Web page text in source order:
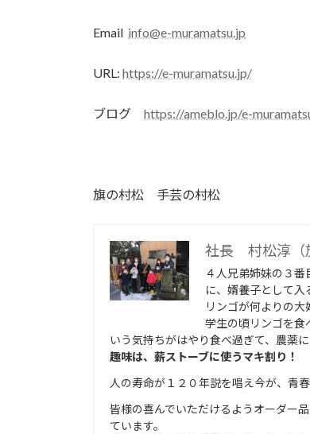
Email info@e-muramatsu.jp
URL: https://e-muramatsu.jp/
ブログ https://ameblo.jp/e-
旗の村松 手芸の村松
社長 村松淳（
４人兄弟姉妹の３
に、婿養子として入
リンゴが何よりの大
学生の頃リンゴを食
いう気持ちがはやり食べ過ぎて、農薬
趣味は、薪ストーブに使うマキ割り！
人の寿命が１２０年説を唱え今が、青
皆様の喜んでいただけるようオーダー
ています。